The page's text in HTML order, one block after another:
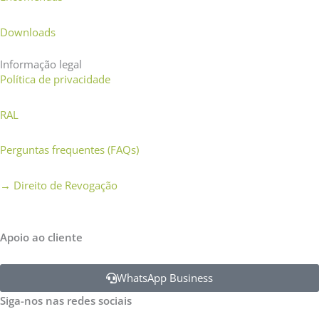
Downloads
Informação legal
Política de privacidade
RAL
Perguntas frequentes (FAQs)
→ Direito de Revogação
Apoio ao cliente
WhatsApp Business
Siga-nos nas redes sociais